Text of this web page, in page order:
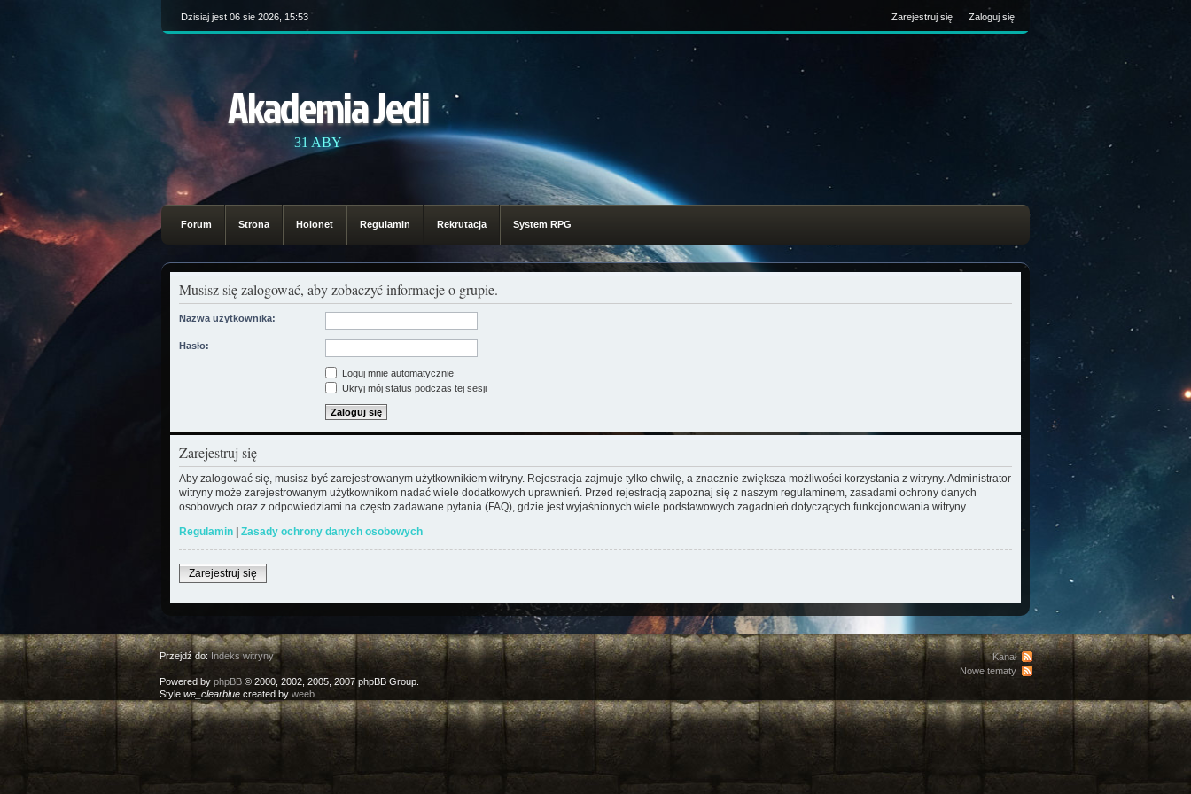
Dzisiaj jest 06 sie 2026, 15:53 Zarejestruj się Zaloguj się
Akademia Jedi
31 ABY
Forum Strona Holonet Regulamin Rekrutacja System RPG
Musisz się zalogować, aby zobaczyć informacje o grupie.
Nazwa użytkownika:
Hasło:
Loguj mnie automatycznie
Ukryj mój status podczas tej sesji
Zarejestruj się
Aby zalogować się, musisz być zarejestrowanym użytkownikiem witryny. Rejestracja zajmuje tylko chwilę, a znacznie zwiększa możliwości korzystania z witryny. Administrator
witryny może zarejestrowanym użytkownikom nadać wiele dodatkowych uprawnień. Przed rejestracją zapoznaj się z naszym regulaminem, zasadami ochrony danych
osobowych oraz z odpowiedziami na często zadawane pytania (FAQ), gdzie jest wyjaśnionych wiele podstawowych zagadnień dotyczących funkcjonowania witryny.
Regulamin | Zasady ochrony danych osobowych
Zarejestruj się
Przejdź do:Indeks witryny
Powered by phpBB© 2000, 2002, 2005, 2007 phpBB Group.
Style we_clearbluecreated by weeb.
Kanał
Nowe tematy